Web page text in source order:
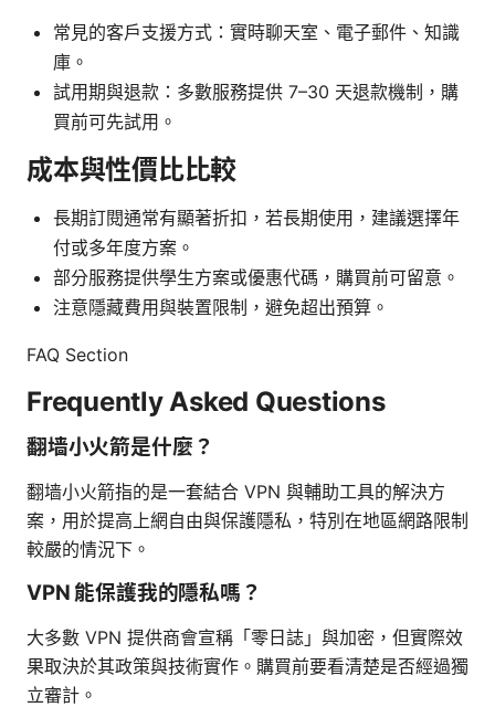
常見的客戶支援方式：實時聊天室、電子郵件、知識
庫。
試用期與退款：多數服務提供 7–30 天退款機制，購
買前可先試用。
成本與性價比比較
長期訂閱通常有顯著折扣，若長期使用，建議選擇年
付或多年度方案。
部分服務提供學生方案或優惠代碼，購買前可留意。
注意隱藏費用與裝置限制，避免超出預算。
FAQ Section
Frequently Asked Questions
翻墙小火箭是什麼？
翻墙小火箭指的是一套結合 VPN 與輔助工具的解決方
案，用於提高上網自由與保護隱私，特別在地區網路限制
較嚴的情況下。
VPN 能保護我的隱私嗎？
大多數 VPN 提供商會宣稱「零日誌」與加密，但實際效
果取決於其政策與技術實作。購買前要看清楚是否經過獨
立審計。